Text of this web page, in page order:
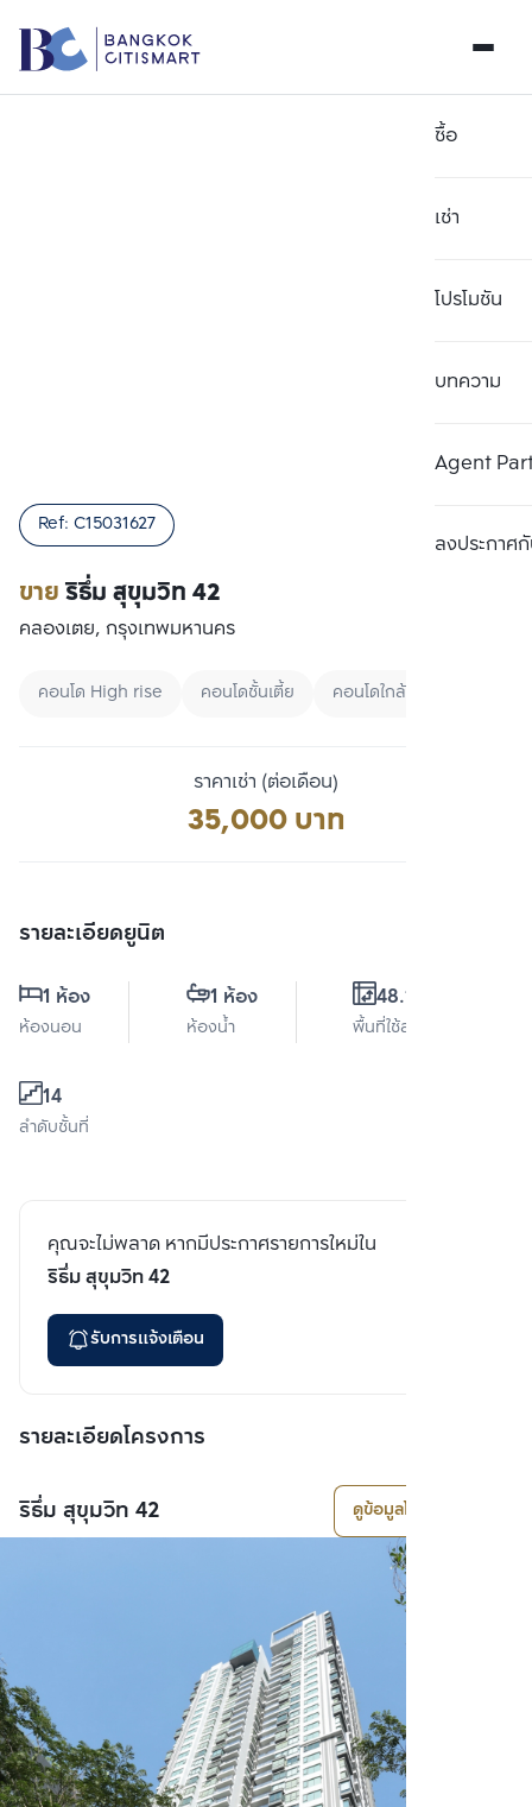
ซื้อ
เช่า
โปรโมชัน
บทความ
Agent
ลงประกาศกั
ขายริธึ่ม สุขุมวิท 42
Ref: C15031627
คลองเตย, กรุงเทพมหานคร
คอนโด High rise คอนโดชั้นเตี้ย คอนโดใกล้ทางด่วน
ราคาเช่า (ต่อเดือน)
35,000 บาท
รายละเอียดยูนิต
1 ห้อง
ห้องนอน
1 ห้อง
ห้องน้ำ
48.11 ตร.ม.
พื้นที่ใช้สอย
14
ลำดับชั้นที่
คุณจะไม่พลาด หากมีประกาศรายการใหม่ใน
ริธึ่ม สุขุมวิท 42
รับการแจ้งเตือน
รายละเอียดโครงการ
ริธึ่ม สุขุมวิท 42 ดูข้อมูลโครงการ